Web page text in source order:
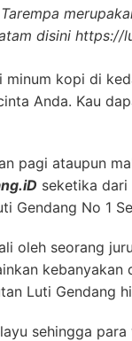
disini https://
minum kopi di
Anda. Kau
pagi ataupun
seketika dari
Gendang No 1
oleh seorang
Luti Gendang
sehingga